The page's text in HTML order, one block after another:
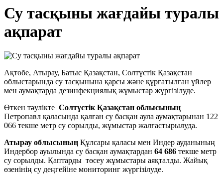
Су тасқыны жағдайы туралы
ақпарат
Ақтөбе, Атырау, Батыс Қазақстан, Солтүстік Қазақстан
облыстарында су тасқынына қарсы және құрғатылған үйлер
мен аумақтарда дезинфекциялық жұмыстар жүргізілуде.
Өткен тәулікте Солтүстік Қазақстан облысының
Петропавл қаласында қалған су басқан аула аумақтарынан 122
066 текше метр су сорылды, жұмыстар жалғастырылуда.
Атырау облысының Құлсары қаласы мен Индер ауданының
Индербор ауылында су басқан аумақтардан 64 686 текше метр
су сорылды. Қаптарды төсеу жұмыстары аяқталды. Жайық
өзенінің су деңгейіне мониторинг жүргізілуде.